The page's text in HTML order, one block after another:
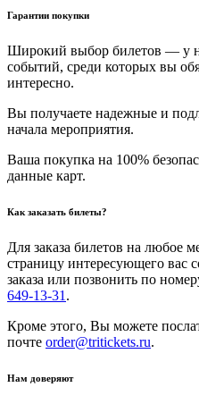
Гарантии покупки
Широкий выбор билетов — у
событий, среди которых вы
интересно.
Вы получаете надежные и
начала мероприятия.
Ваша покупка на 100%
данные карт.
Как заказать билеты?
Для заказа билетов на любое
страницу интересующего вас
заказа или позвонить по
649-13-31 .
Кроме этого, Вы можете
почте order@tritickets.ru.
Нам доверяют